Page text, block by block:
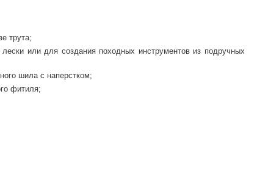
трута;
или для создания походных инструментов из подручных
шила с наперстком;
фитиля;